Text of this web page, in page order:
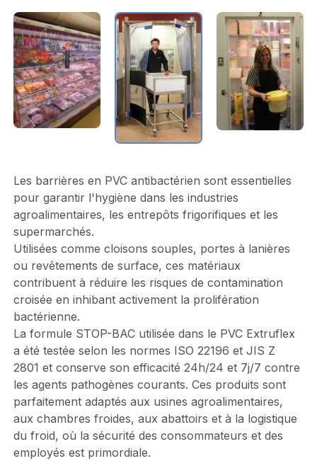
Les barrières en PVC antibactérien sont essentielles
pour garantir l'hygiène dans les industries
agroalimentaires, les entrepôts frigorifiques et les
supermarchés.
Utilisées comme cloisons souples, portes à lanières
ou revêtements de surface, ces matériaux
contribuent à réduire les risques de contamination
croisée en inhibant activement la prolifération
bactérienne.
La formule STOP-BAC utilisée dans le PVC Extruflex
a été testée selon les normes ISO 22196 et JIS Z
2801 et conserve son efficacité 24h/24 et 7j/7 contre
les agents pathogènes courants. Ces produits sont
parfaitement adaptés aux usines agroalimentaires,
aux chambres froides, aux abattoirs et à la logistique
du froid, où la sécurité des consommateurs et des
employés est primordiale.